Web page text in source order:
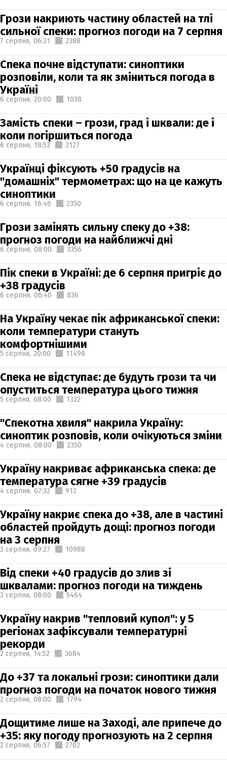
Грози накриють частину областей на тлі
сильної спеки: прогноз погоди на 7 серпня
7 серпня, 06:21 2388
Спека почне відступати: синоптики
розповіли, коли та як зміниться погода в
Україні
6 серпня, 20:00 1038
Замість спеки – грози, град і шквали: де і
коли погіршиться погода
6 серпня, 18:53 2127
Українці фіксують +50 градусів на
"домашніх" термометрах: що на це кажуть
синоптики
6 серпня, 16:46 2350
Грози замінять сильну спеку до +38:
прогноз погоди на найближчі дні
6 серпня, 08:00 3356
Пік спеки в Україні: де 6 серпня пригріє до
+38 градусів
6 серпня, 06:40 836
На Україну чекає пік африканської спеки:
коли температури стануть
комфортнішими
5 серпня, 20:00 11498
Спека не відступає: де будуть грози та чи
опуститься температура цього тижня
5 серпня, 08:00 1322
"Спекотна хвиля" накрила Україну:
синоптик розповів, коли очікуються зміни
4 серпня, 08:00 2350
Україну накриває африканська спека: де
температура сягне +39 градусів
4 серпня, 07:32 912
Україну накриє спека до +38, але в частині
областей пройдуть дощі: прогноз погоди
на 3 серпня
3 серпня, 09:27 10988
Від спеки +40 градусів до злив зі
шквалами: прогноз погоди на тиждень
3 серпня, 08:00 5464
Україну накрив "тепловий купол": у 5
регіонах зафіксували температурні
рекорди
2 серпня, 14:52 3684
До +37 та локальні грози: синоптики дали
прогноз погоди на початок нового тижня
2 серпня, 08:00 1794
Дощитиме лише на Заході, але припече до
+35: яку погоду прогнозують на 2 серпня
2 серпня, 06:57 2702